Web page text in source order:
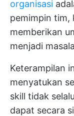
organisasi
pemimpin tim,
memberikan
menjadi
Keterampilan
menyatukan
skill tidak
dapat secara